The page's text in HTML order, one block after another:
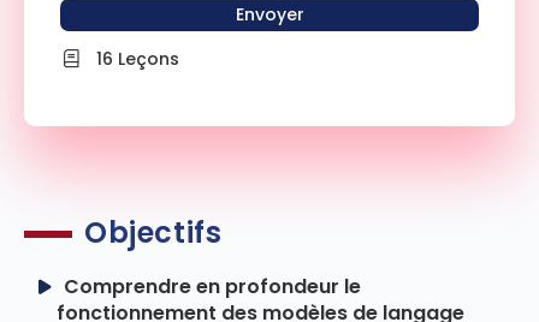
Objectifs
Comprendre en profondeur le
fonctionnement des modèles de langage
Envoyer
16 Leçons